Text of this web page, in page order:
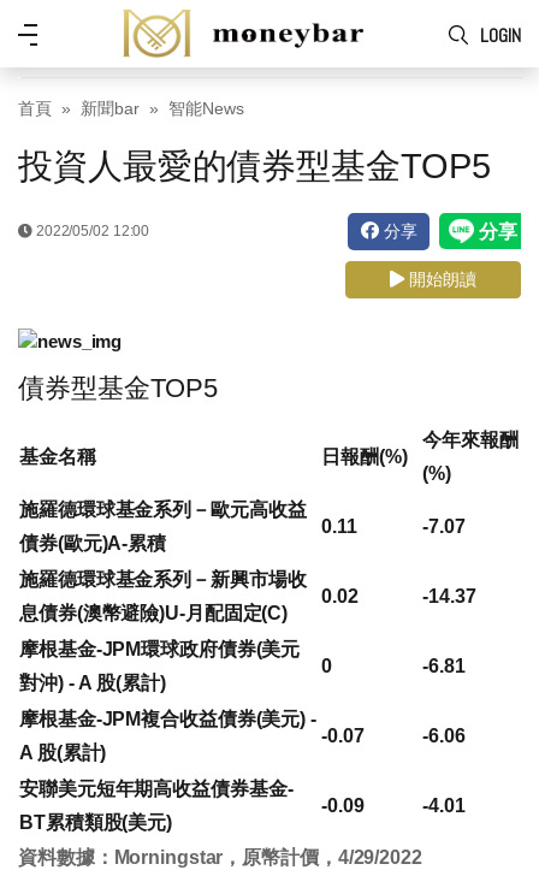
Skip to main content
LOGIN
功
能
表
首頁 新聞bar 智能News
投資人最愛的債券型基金TOP5
2022/05/02 12:00 分享
開始朗讀
債券型基金TOP5
基金名稱 日報酬(%)
今年來報酬
(%)
施羅德環球基金系列－歐元高收益
債券(歐元)A-累積
0.11 -7.07
施羅德環球基金系列－新興市場收
息債券(澳幣避險)U-月配固定(C)
0.02 -14.37
摩根基金-JPM環球政府債券(美元
對沖) - A 股(累計)
0 -6.81
摩根基金-JPM複合收益債券(美元) -
A 股(累計)
-0.07 -6.06
安聯美元短年期高收益債券基金-
BT累積類股(美元)
-0.09 -4.01
資料數據：Morningstar，原幣計價，4/29/2022